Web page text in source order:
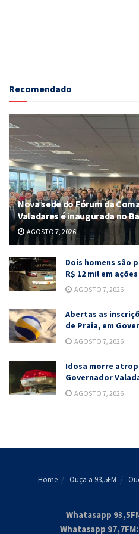
Recomendado
Nova sede do Fórum da
Valadares é inaugurada no
AGOSTO 7, 2026
Dois homens são
R$ 12 mil em
AGOSTO 7, 2026
Abertas as
de Praia, em
AGOSTO 7, 2026
Idosa morre
Governador
AGOSTO 7, 2026
Home Ouça a 93,5FM
Whatasapp
Whatasapp